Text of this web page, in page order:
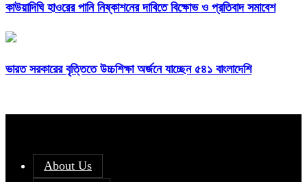
কাউয়াদিঘি হাওরের পানি নিষ্কাশনের দাবিতে বিক্ষোভ ও প্রতিবাদ সমাবেশ
ভারত সরকারের বৃত্তিতে উচ্চশিক্ষা অর্জনে যাচ্ছেন ৫৪১ বাংলাদেশি
About Us